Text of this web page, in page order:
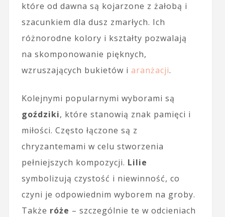
które od dawna są kojarzone z żałobą i
szacunkiem dla dusz zmarłych. Ich
różnorodne kolory i kształty pozwalają
na skomponowanie pięknych,
wzruszających bukietów i aranżacji.
Kolejnymi popularnymi wyborami są
goździki, które stanowią znak pamięci i
miłości. Często łączone są z
chryzantemami w celu stworzenia
pełniejszych kompozycji. Lilie
symbolizują czystość i niewinność, co
czyni je odpowiednim wyborem na groby.
Także róże – szczególnie te w odcieniach